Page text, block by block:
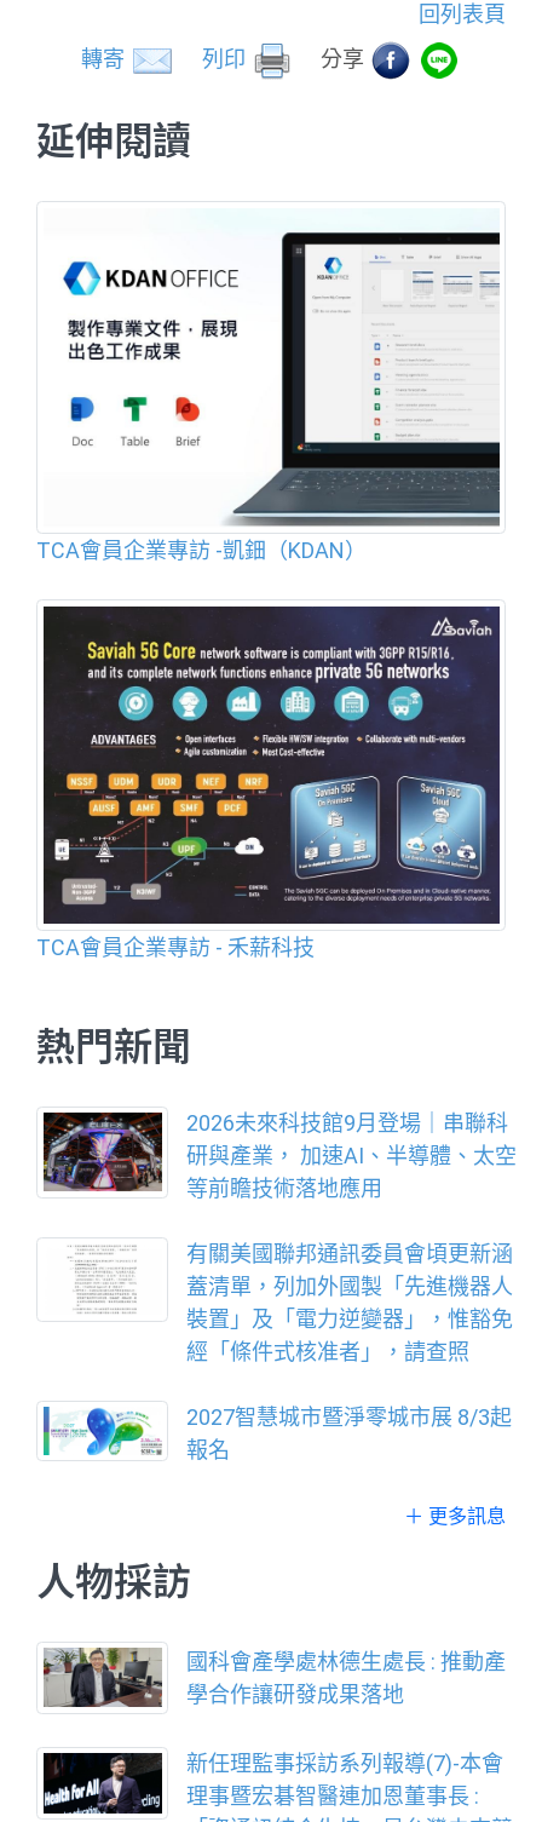
回列表頁
轉寄
列印 分享
延伸閱讀
TCA會員企業專訪 -凱鈿（KDAN）
TCA會員企業專訪 - 禾薪科技
熱門新聞
2026未來科技館9月登場｜串聯科
研與產業， 加速AI、半導體、太空
等前瞻技術落地應用
有關美國聯邦通訊委員會頃更新涵
蓋清單，列加外國製「先進機器人
裝置」及「電力逆變器」，惟豁免
經「條件式核准者」，請查照
2027智慧城市暨淨零城市展 8/3起
報名
＋ 更多訊息
人物採訪
國科會產學處林德生處長 : 推動產
學合作讓研發成果落地
新任理監事採訪系列報導(7)-本會
理事暨宏碁智醫連加恩董事長 :